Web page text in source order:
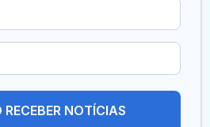
NOTÍCIAS